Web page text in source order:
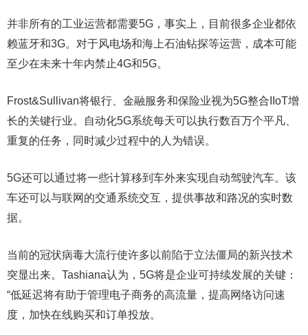
并非所有的工业运营都需要5G，事实上，目前很多企业都依
赖蓝牙和3G。对于风电场和海上石油钻探等运营，成本可能
至少在未来十年内禁止4G和5G。
Frost&Sullivan将银行、金融服务和保险业视为5G整合IIoT增
长的关键行业。自动化5G系统每天可以执行数百万个平凡、
重复的任务，同时减少过程中的人为错误。
5G还可以通过将一些计算移到车外来实现自动驾驶汽车。该
车还可以与联网的交通系统交互，提供事故和路况的实时数
据。
当前的冠状病毒大流行使许多以前陷于立法僵局的新兴技术
突显出来。Tashiana认为，5G将是企业可持续发展的关键：
“低延迟将有助于管理电子商务的高流量，提高网络访问速
度，加快在线购买和订单投放。